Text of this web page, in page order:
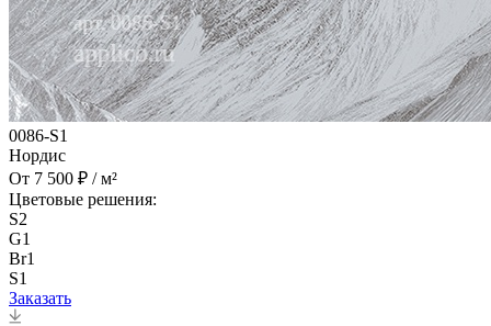
0086-S1
Нордис
От 7 500 ₽ / м²
Цветовые решения:
S2
G1
Br1
S1
Заказать